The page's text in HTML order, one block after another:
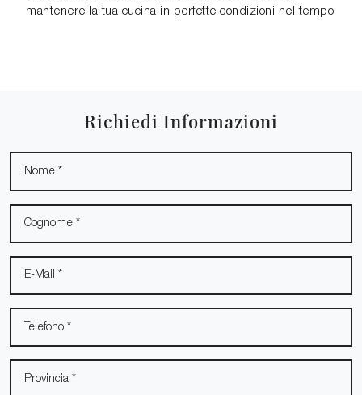
mantenere la tua cucina in perfette condizioni nel tempo.
Richiedi Informazioni